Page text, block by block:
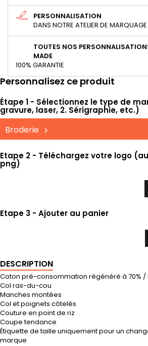
PERSONNALISATION
DANS NOTRE ATELIER DE MARQUAGE
TOUTES NOS
MADE
100% GARANTIE
Personnalisez ce produit
Étape 1 - Sélectionnez le type de
gravure, laser, 2. Sérigraphie, etc.)
Broderie
Etape 2 - Téléchargez votre logo
png)
Etape 3 - Ajouter au panier
DESCRIPTION
Coton pré-consommation régénéré à 70% /
Col ras-du-cou
Manches montées
Col et poignets côtelés
Couture en point de riz
Coupe tendance
Étiquette de taille uniquement pour un
marque